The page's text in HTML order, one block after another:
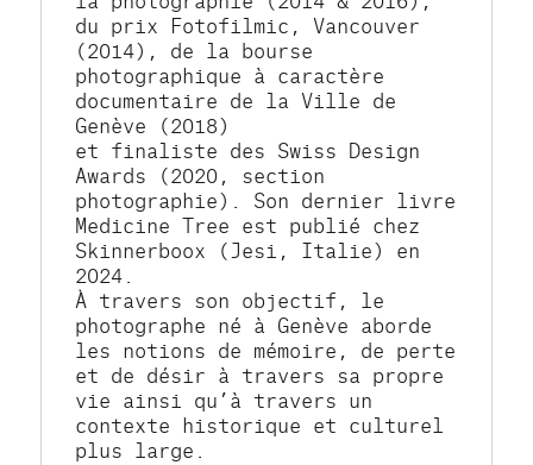
du prix Fotofilmic, Vancouver
(2014), de la bourse
photographique à caractère
documentaire de la Ville de
Genève (2018)
et finaliste des Swiss Design
Awards (2020, section
photographie). Son dernier livre
Medicine Tree est publié chez
Skinnerboox (Jesi, Italie) en
2024.
À travers son objectif, le
photographe né à Genève aborde
les notions de mémoire, de perte
et de désir à travers sa propre
vie ainsi qu’à travers un
contexte historique et culturel
plus large.